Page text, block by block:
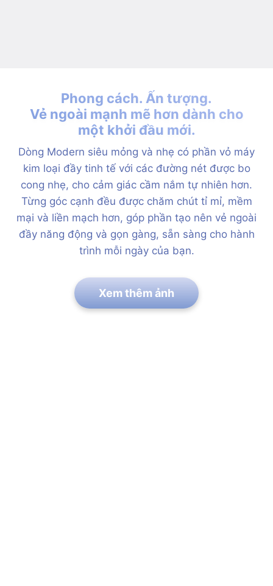
Phong cách. Ấn tượng.
Vẻ ngoài mạnh mẽ hơn dành cho
một khởi đầu mới.
Dòng Modern siêu mỏng và nhẹ có phần vỏ máy
kim loại đầy tinh tế với các đường nét được bo
cong nhẹ, cho cảm giác cầm nắm tự nhiên hơn.
Từng góc cạnh đều được chăm chút tỉ mỉ, mềm
mại và liền mạch hơn, góp phần tạo nên vẻ ngoài
đầy năng động và gọn gàng, sẵn sàng cho hành
trình mỗi ngày của bạn.
Xem thêm ảnh